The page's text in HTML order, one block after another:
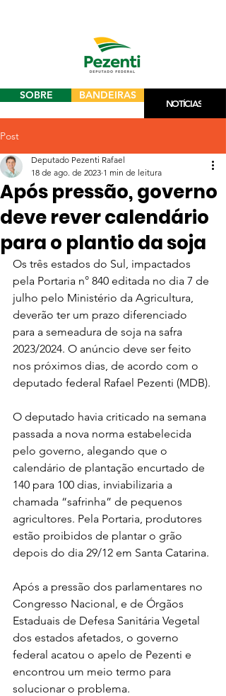
SOBRE BANDEIRAS
NOTÍCIAS
Post
Após pressão, governo
deve rever calendário
para o plantio da soja
Deputado Pezenti Rafael
18 de ago. de 2023 1 min de leitura
Os três estados do Sul, impactados
pela Portaria n° 840 editada no dia 7 de
julho pelo Ministério da Agricultura,
deverão ter um prazo diferenciado
para a semeadura de soja na safra
2023/2024. O anúncio deve ser feito
nos próximos dias, de acordo com o
deputado federal Rafael Pezenti (MDB).
O deputado havia criticado na semana
passada a nova norma estabelecida
pelo governo, alegando que o
calendário de plantação encurtado de
140 para 100 dias, inviabilizaria a
chamada “safrinha” de pequenos
agricultores. Pela Portaria, produtores
estão proibidos de plantar o grão
depois do dia 29/12 em Santa Catarina.
Após a pressão dos parlamentares no
Congresso Nacional, e de Órgãos
Estaduais de Defesa Sanitária Vegetal
dos estados afetados, o governo
federal acatou o apelo de Pezenti e
encontrou um meio termo para
solucionar o problema.